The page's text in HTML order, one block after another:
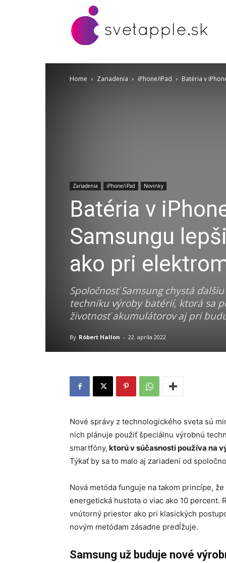
Home Zariadenia iPhone/iPad Batéria v
Zariadenia iPhone/iPad Novinky
Batéria v
Samsungu
ako pri
Spoločnosť Samsung chystá
techniku výroby batérií, ktorá sa
životnosť akumulátorov aj pri
By Róbert Hallon - 22. apríla 2022
Nové správy z technologického sveta sú
nich plánuje použiť špeciálnu výrobnú
smartfóny, ktorú v súčasnosti používa na
Týkať by sa to malo aj zariadení od
Nová metóda funguje na takom princípe, že
energetická hustota o viac ako 10 percent.
vnútorný priestor ako pri klasických
novým metódam zásadne predĺžuje.
Samsung už buduje nové